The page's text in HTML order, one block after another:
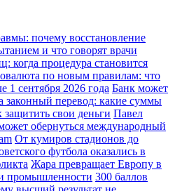
почему восстановление
и что говорят врачи
когда процедура становится
по новым правилам: что
1 сентября 2026 года Банк может
законный перевод: какие суммы
свои деньги Павел
обернуться международный
От кумиров стадионов до
футбола оказались в
Жара превращает Европу в
промышленности 300 баллов